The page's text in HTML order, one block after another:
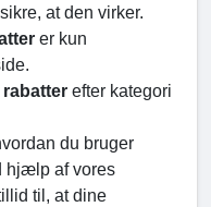
at den virker.
er kun
rabatter efter kategori
du bruger
hjælp af vores
til, at dine